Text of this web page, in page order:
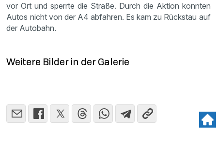
vor Ort und sperrte die Straße. Durch die Aktion konnten
Autos nicht von der A4 abfahren. Es kam zu Rückstau auf
der Autobahn.
Weitere Bilder in der Galerie